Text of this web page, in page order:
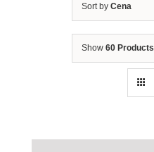
Sort by Cena
Show 60 Products